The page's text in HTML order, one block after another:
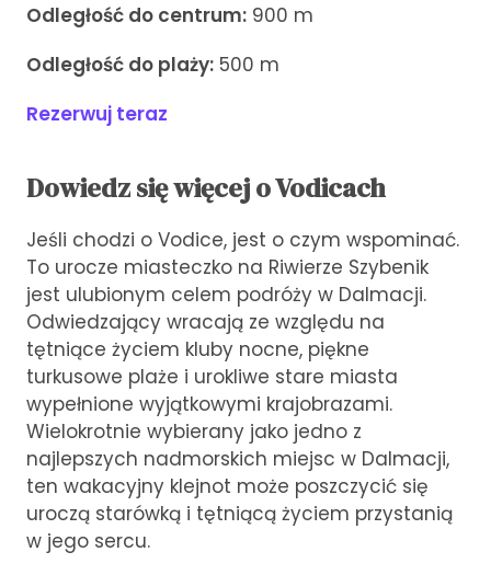
Odległość do centrum: 900 m
Odległość do plaży: 500 m
Rezerwuj teraz
Dowiedz się więcej o Vodicach
Jeśli chodzi o Vodice, jest o czym wspominać.
To urocze miasteczko na Riwierze Szybenik
jest ulubionym celem podróży w Dalmacji.
Odwiedzający wracają ze względu na
tętniące życiem kluby nocne, piękne
turkusowe plaże i urokliwe stare miasta
wypełnione wyjątkowymi krajobrazami.
Wielokrotnie wybierany jako jedno z
najlepszych nadmorskich miejsc w Dalmacji,
ten wakacyjny klejnot może poszczycić się
uroczą starówką i tętniącą życiem przystanią
w jego sercu.